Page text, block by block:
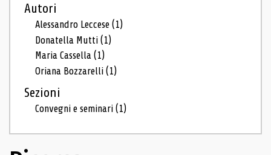
Autori
Alessandro Leccese(1)
Donatella Mutti(1)
Maria Cassella(1)
Oriana Bozzarelli(1)
Sezioni
Convegni e seminari(1)